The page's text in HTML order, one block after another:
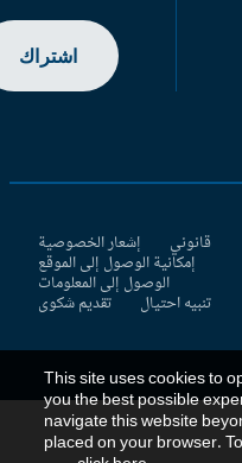
اشتراك
قانوني إشعار الخصوصية
إمكانية الوصول إلى الموقع
الوصول إلى المعلومات
تنبيه احتيال تقديم شكوى
This site uses cookies
you the best possible
navigate this website
placed on your